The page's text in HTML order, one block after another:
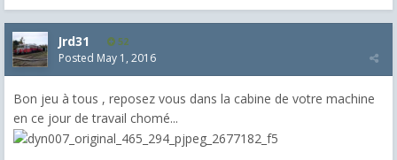
Jrd31 52
Posted May 1, 2016
Bon jeu à tous , reposez vous dans la cabine de votre machine
en ce jour de travail chomé...